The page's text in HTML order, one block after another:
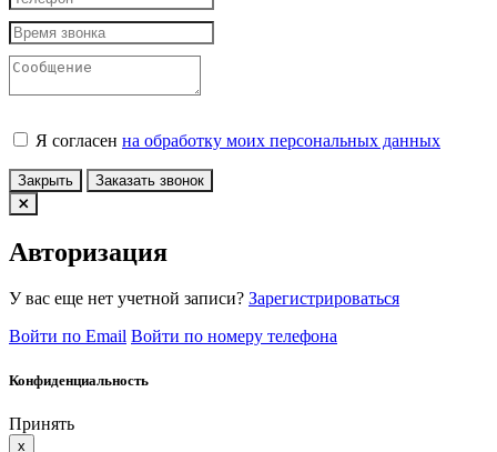
Я согласен на обработку моих персональных данных
Закрыть Заказать звонок
Авторизация
У вас еще нет учетной записи? Зарегистрироваться
Войти по Email Войти по номеру телефона
Конфиденциальность
Принять
x